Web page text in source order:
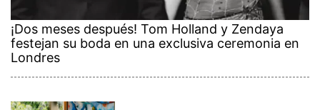
¡Dos meses después! Tom Holland y Zendaya
festejan su boda en una exclusiva ceremonia en
Londres